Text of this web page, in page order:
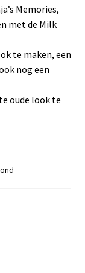
Memories,
met de Milk
te maken, een
nog een
oude look te
Gesorteerd